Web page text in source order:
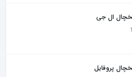
ال جی
پروفایل